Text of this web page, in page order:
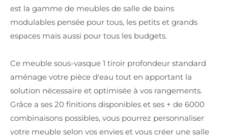
est la gamme de meubles de salle de bains
modulables pensée pour tous, les petits et grands
espaces mais aussi pour tous les budgets.
Ce meuble sous-vasque 1 tiroir profondeur standard
aménage votre pièce d'eau tout en apportant la
solution nécessaire et optimisée à vos rangements.
Grâce a ses 20 finitions disponibles et ses + de 6000
combinaisons possibles, vous pourrez personnaliser
votre meuble selon vos envies et vous créer une salle